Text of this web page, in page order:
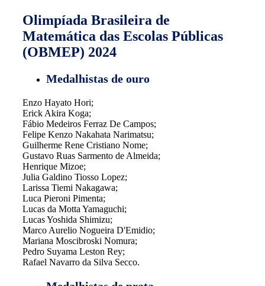
Olimpíada Brasileira de
Matemática das Escolas Públicas
(OBMEP) 2024
Medalhistas de ouro
Enzo Hayato Hori;
Erick Akira Koga;
Fábio Medeiros Ferraz De Campos;
Felipe Kenzo Nakahata Narimatsu;
Guilherme Rene Cristiano Nome;
Gustavo Ruas Sarmento de Almeida;
Henrique Mizoe;
Julia Galdino Tiosso Lopez;
Larissa Tiemi Nakagawa;
Luca Pieroni Pimenta;
Lucas da Motta Yamaguchi;
Lucas Yoshida Shimizu;
Marco Aurelio Nogueira D'Emidio;
Mariana Moscibroski Nomura;
Pedro Suyama Leston Rey;
Rafael Navarro da Silva Secco.